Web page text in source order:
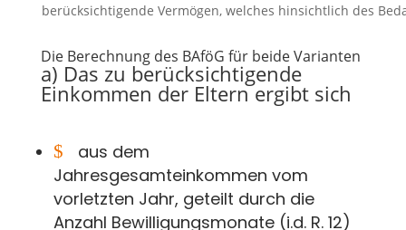
berücksichtigende Vermögen, welches hinsichtlich des
Die Berechnung des BAföG für beide Varianten
a) Das zu berücksichtigende
Einkommen der Eltern ergibt sich
$
aus dem
Jahresgesamteinkommen vom
vorletzten Jahr, geteilt durch die
Anzahl Bewilligungsmonate (i.d. R. 12)